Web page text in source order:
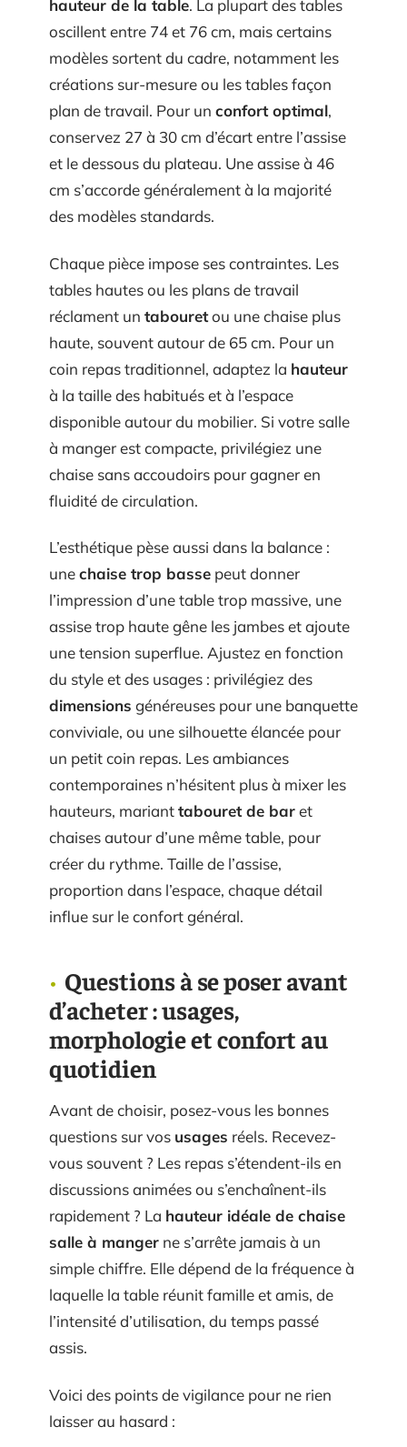
hauteur de la table. La plupart des tables
oscillent entre 74 et 76 cm, mais certains
modèles sortent du cadre, notamment les
créations sur-mesure ou les tables façon
plan de travail. Pour un confort optimal,
conservez 27 à 30 cm d’écart entre l’assise
et le dessous du plateau. Une assise à 46
cm s’accorde généralement à la majorité
des modèles standards.
Chaque pièce impose ses contraintes. Les
tables hautes ou les plans de travail
réclament un tabouretou une chaise plus
haute, souvent autour de 65 cm. Pour un
coin repas traditionnel, adaptez la hauteur
à la taille des habitués et à l’espace
disponible autour du mobilier. Si votre salle
à manger est compacte, privilégiez une
chaise sans accoudoirs pour gagner en
fluidité de circulation.
L’esthétique pèse aussi dans la balance :
unechaise trop basse peut donner
l’impression d’une table trop massive, une
assise trop haute gêne les jambes et ajoute
une tension superflue. Ajustez en fonction
du style et des usages : privilégiez des
dimensions généreuses pour une banquette
conviviale, ou une silhouette élancée pour
un petit coin repas. Les ambiances
contemporaines n’hésitent plus à mixer les
hauteurs, marianttabouret de baret
chaises autour d’une même table, pour
créer du rythme. Taille de l’assise,
proportion dans l’espace, chaque détail
influe sur le confort général.
Questions à se poser avant
d’acheter : usages,
morphologie et confort au
quotidien
Avant de choisir, posez-vous les bonnes
questions sur vos usages réels. Recevez-
vous souvent ? Les repas s’étendent-ils en
discussions animées ou s’enchaînent-ils
rapidement ? La hauteur idéale de chaise
salle à manger ne s’arrête jamais à un
simple chiffre. Elle dépend de la fréquence à
laquelle la table réunit famille et amis, de
l’intensité d’utilisation, du temps passé
assis.
Voici des points de vigilance pour ne rien
laisser au hasard :